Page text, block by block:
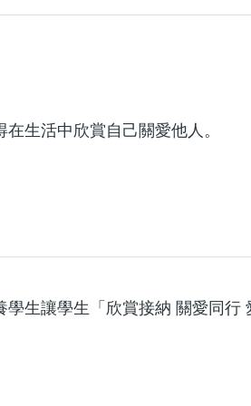
生活中欣賞自己關愛他人。
生讓學生「欣賞接納 關愛同行